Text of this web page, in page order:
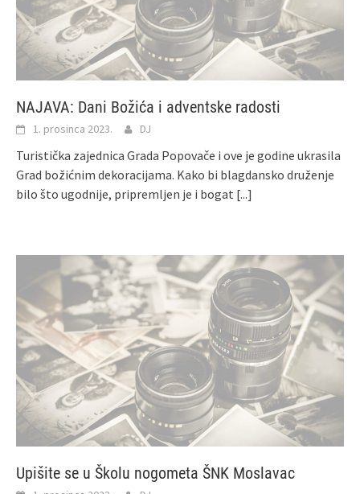
NAJAVA: Dani Božića i adventske radosti
1. prosinca 2023. DJ
Turistička zajednica Grada Popovače i ove je godine ukrasila
Grad božićnim dekoracijama. Kako bi blagdansko druženje
bilo što ugodnije, pripremljen je i bogat [...]
Upišite se u Školu nogometa ŠNK Moslavac